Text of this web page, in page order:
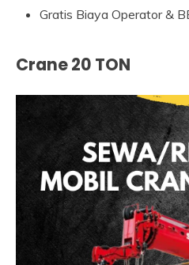
Gratis Biaya Operator &
Crane 20 TON